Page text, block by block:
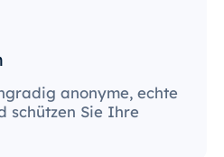
anonyme, echte
schützen Sie Ihre